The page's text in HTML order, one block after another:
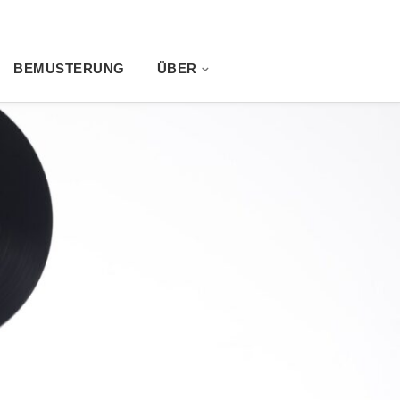
BEMUSTERUNG ÜBER